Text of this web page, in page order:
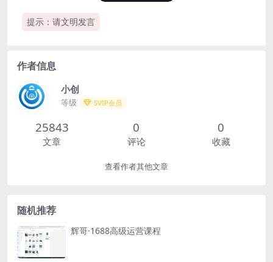
提示：请文明发言
作者信息
小创
等级 SVIP会员
25843
文章
0
评论
0
收藏
查看作者其他文章
随机推荐
辉哥·1688高级运营课程